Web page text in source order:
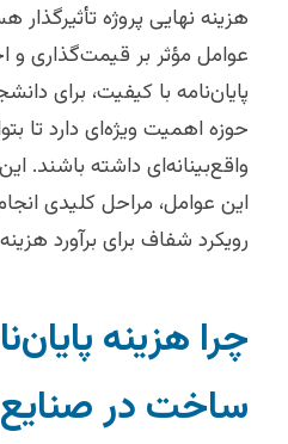
هزینه نهایی پروژه
عوامل مؤثر بر قیمت‌گذاری
پایان‌نامه با کیفیت، برای
حوزه اهمیت ویژه‌ای دارد تا
واقع‌بینانه‌ای داشته باشند.
این عوامل، مراحل کلیدی
رویکرد شفاف برای برآورد
چرا هزینه
ساخت در صنایع